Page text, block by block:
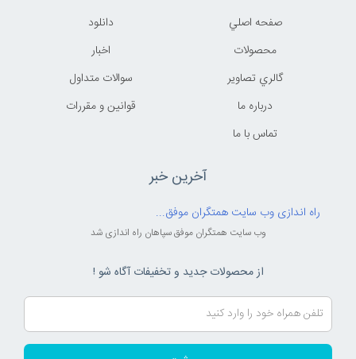
صفحه اصلي
محصولات
گالري تصاوير
درباره ما
تماس با ما
دانلود
اخبار
سوالات متداول
قوانين و مقررات
آخرین خبر
راه اندازی وب سایت همتگران موفق...
وب سایت همتگران موفق سپاهان راه اندازی شد
از محصولات جدید و تخفیفات آگاه شو !